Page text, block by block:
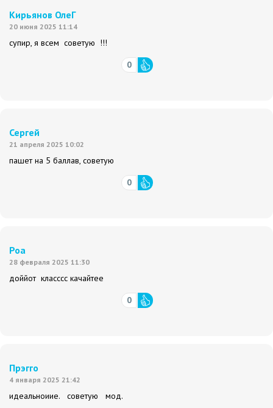
Кирьянов ОлеГ
20 июня 2025 11:14
супир, я всем советую !!!
0
Сергей
21 апреля 2025 10:02
пашет на 5 баллав, советую
0
Роа
28 февраля 2025 11:30
доййот класссс качайтее
0
Прэгго
4 января 2025 21:42
идеальноиие. советую мод.